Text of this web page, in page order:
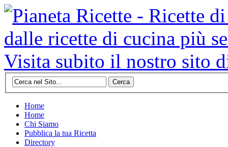
Cerca
Home
Home
Chi Siamo
Pubblica la tua Ricetta
Directory